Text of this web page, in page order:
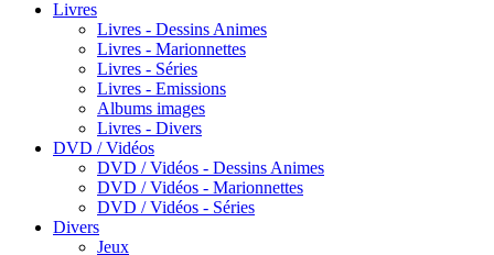
Livres
Livres - Dessins Animes
Livres - Marionnettes
Livres - Séries
Livres - Emissions
Albums images
Livres - Divers
DVD / Vidéos
DVD / Vidéos - Dessins Animes
DVD / Vidéos - Marionnettes
DVD / Vidéos - Séries
Divers
Jeux